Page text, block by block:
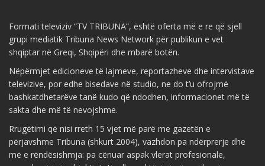
Formati televiziv “TV TRIBUNA”, është oferta më e re që sjell
grupi mediatik Tribuna News Network për publikun e vet
shqiptar në Greqi, Shqipëri dhe mbarë botën.
Nëpërmjet edicioneve të lajmeve, reportazheve dhe intervistave
televizive, por edhe bisedave në studio, ne do t’u ofrojmë
bashkatdhetarëve tanë kudo që ndodhen, informacionet më të
sakta dhe më të nevojshme.
Rrugëtimi që nisi rreth 15 vjet më parë me gazetën e
përjavshme Tribuna (shkurt 2004), vazhdon pa ndërprerje dhe
më e rëndësishmja: pa cënuar aspak vlerat profesionale,